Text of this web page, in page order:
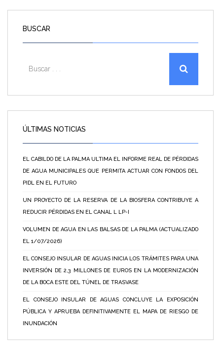
BUSCAR
ÚLTIMAS NOTICIAS
EL CABILDO DE LA PALMA ULTIMA EL INFORME REAL DE PÉRDIDAS
DE AGUA MUNICIPALES QUE PERMITA ACTUAR CON FONDOS DEL
PIDL EN EL FUTURO
UN PROYECTO DE LA RESERVA DE LA BIOSFERA CONTRIBUYE A
REDUCIR PÉRDIDAS EN EL CANAL L LP-I
VOLUMEN DE AGUA EN LAS BALSAS DE LA PALMA (ACTUALIZADO
EL 1/07/2026)
EL CONSEJO INSULAR DE AGUAS INICIA LOS TRÁMITES PARA UNA
INVERSIÓN DE 2,3 MILLONES DE EUROS EN LA MODERNIZACIÓN
DE LA BOCA ESTE DEL TÚNEL DE TRASVASE
EL CONSEJO INSULAR DE AGUAS CONCLUYE LA EXPOSICIÓN
PÚBLICA Y APRUEBA DEFINITIVAMENTE EL MAPA DE RIESGO DE
INUNDACIÓN